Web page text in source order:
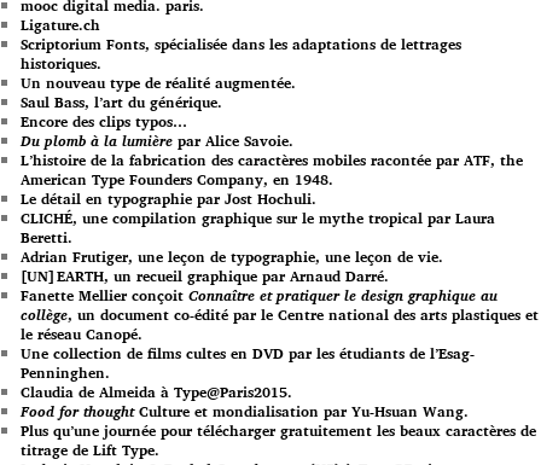
mooc digital media. paris.
Ligature.ch
Scriptorium Fonts, spécialisée dans les adaptations de lettrages
historiques.
Un nouveau type de réalité augmentée.
Saul Bass, l’art du générique.
Encore des clips typos…
Du plomb à la lumière par Alice Savoie.
L’histoire de la fabrication des caractères mobiles racontée par ATF, the
American Type Founders Company, en 1948.
Le détail en typographie par Jost Hochuli.
CLICHÉ, une compilation graphique sur le mythe tropical par Laura
Beretti.
Adrian Frutiger, une leçon de typographie, une leçon de vie.
[UN]EARTH, un recueil graphique par Arnaud Darré.
Fanette Mellier conçoit Connaître et pratiquer le design graphique au
collège, un document co-édité par le Centre national des arts plastiques et
le réseau Canopé.
Une collection de films cultes en DVD par les étudiants de l’Esag-
Penninghen.
Claudia de Almeida à Type@Paris2015.
Food for thoughtCulture et mondialisation par Yu-Hsuan Wang.
Plus qu’une journée pour télécharger gratuitement les beaux caractères de
titrage de Lift Type.